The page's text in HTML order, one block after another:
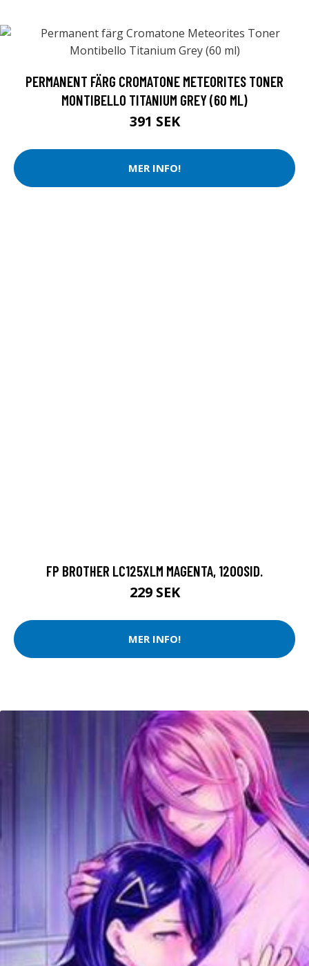
PERMANENT FÄRG CROMATONE METEORITES TONER
MONTIBELLO TITANIUM GREY (60 ML)
391 SEK
MER INFO!
FP BROTHER LC125XLM MAGENTA, 1200SID.
229 SEK
MER INFO!